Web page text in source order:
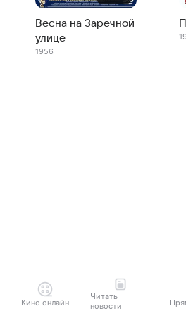
Весна на Заречной
улице
1956
Кино онлайн
Читать
новости